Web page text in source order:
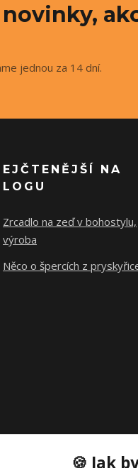
jednou za 14 dní.
NA
Zrcadlo na zeď v bohostylu,
výroba
Něco o špercích z
🍪 Jak